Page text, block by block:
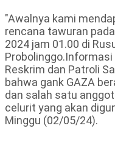
"Awalnya kami
rencana tawuran
2024 jam 01.00 di
Reskrim dan Patroli
bahwa gank GAZA
dan salah satu
celurit yang akan
Minggu (02/05/24).